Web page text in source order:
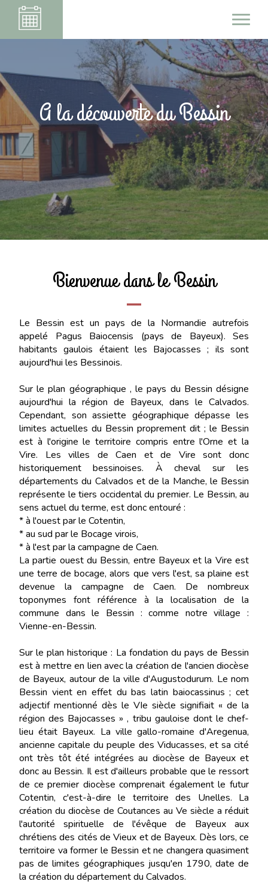
A la découverte du Bessin
Bienvenue dans le Bessin
Le Bessin est un pays de la Normandie autrefois
appelé Pagus Baiocensis (pays de Bayeux). Ses
habitants gaulois étaient les Bajocasses ; ils sont
aujourd'hui les Bessinois.
Sur le plan géographique , le pays du Bessin désigne
aujourd'hui la région de Bayeux, dans le Calvados.
Cependant, son assiette géographique dépasse les
limites actuelles du Bessin proprement dit ; le Bessin
est à l'origine le territoire compris entre l'Orne et la
Vire. Les villes de Caen et de Vire sont donc
historiquement bessinoises. À cheval sur les
départements du Calvados et de la Manche, le Bessin
représente le tiers occidental du premier. Le Bessin, au
sens actuel du terme, est donc entouré :
* à l'ouest par le Cotentin,
* au sud par le Bocage virois,
* à l'est par la campagne de Caen.
La partie ouest du Bessin, entre Bayeux et la Vire est
une terre de bocage, alors que vers l'est, sa plaine est
devenue la campagne de Caen. De nombreux
toponymes font référence à la localisation de la
commune dans le Bessin : comme notre village :
Vienne-en-Bessin.
Sur le plan historique : La fondation du pays de Bessin
est à mettre en lien avec la création de l'ancien diocèse
de Bayeux, autour de la ville d'Augustodurum. Le nom
Bessin vient en effet du bas latin baiocassinus ; cet
adjectif mentionné dès le VIe siècle signifiait « de la
région des Bajocasses » , tribu gauloise dont le chef-
lieu était Bayeux. La ville gallo-romaine d'Aregenua,
ancienne capitale du peuple des Viducasses, et sa cité
ont très tôt été intégrées au diocèse de Bayeux et
donc au Bessin. Il est d'ailleurs probable que le ressort
de ce premier diocèse comprenait également le futur
Cotentin, c'est-à-dire le territoire des Unelles. La
création du diocèse de Coutances au Ve siècle a réduit
l'autorité spirituelle de l'évêque de Bayeux aux
chrétiens des cités de Vieux et de Bayeux. Dès lors, ce
territoire va former le Bessin et ne changera quasiment
pas de limites géographiques jusqu'en 1790, date de
la création du département du Calvados.